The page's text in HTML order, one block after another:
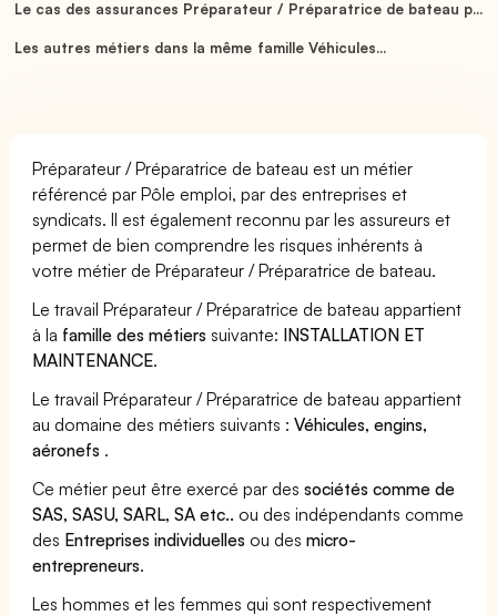
Le cas des assurances Préparateur / Préparatrice de bateau p...
Les autres métiers dans la même famille Véhicules...
Préparateur / Préparatrice de bateau est un métier
référencé par Pôle emploi, par des entreprises et
syndicats. Il est également reconnu par les assureurs et
permet de bien comprendre les risques inhérents à
votre métier de Préparateur / Préparatrice de bateau.
Le travail Préparateur / Préparatrice de bateau appartient
à la famille des métiers suivante: INSTALLATION ET
MAINTENANCE.
Le travail Préparateur / Préparatrice de bateau appartient
au domaine des métiers suivants :Véhicules, engins,
aéronefs .
Ce métier peut être exercé par dessociétés comme de
SAS, SASU, SARL, SA etc.. ou des indépendants comme
des Entreprises individuelles ou desmicro-
entrepreneurs.
Les hommes et les femmes qui sont respectivement